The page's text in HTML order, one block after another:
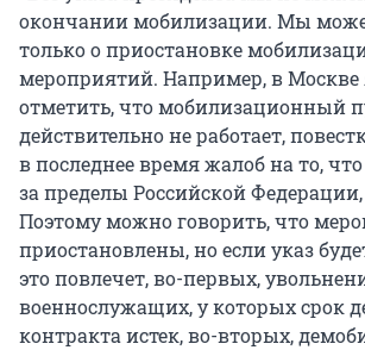
окончании мобилизации. Мы
только о приостановке
мероприятий. Например, в Москве
отметить, что мобилизационный
действительно не работает,
в последнее время жалоб на то,
за пределы Российской
Поэтому можно говорить, что
приостановлены, но если указ
это повлечет, во-первых,
военнослужащих, у которых срок
контракта истек, во-вторых,